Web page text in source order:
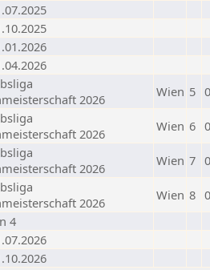
2026
Wien 5
2026
Wien 6
2026
Wien 7
2026
Wien 8
4